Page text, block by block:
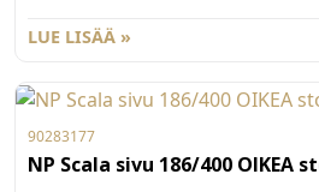
maksimoitu. Väri St one.
LUE LISÄÄ »
90283177
NP Scala sivu 186/400 OIKEA